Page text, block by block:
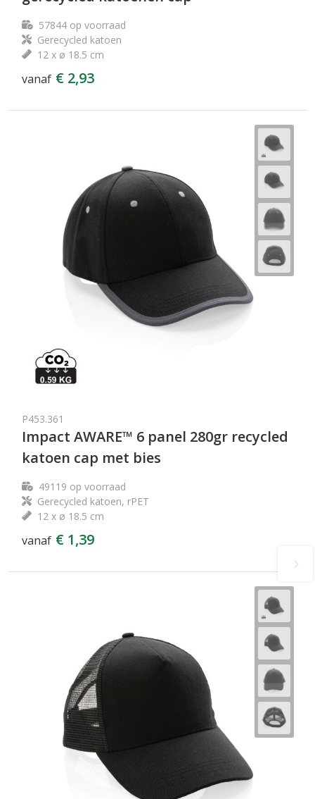
57844op voorraad
Gerecycled katoen
12 x ø 18.5 cm
vanaf € 2,93
P453.361
Impact AWARE™ 6 panel 280gr recycled
katoen cap met bies
49119 op voorraad
Gerecycled katoen, rPET
12 x ø 18.5 cm
vanaf € 1,39